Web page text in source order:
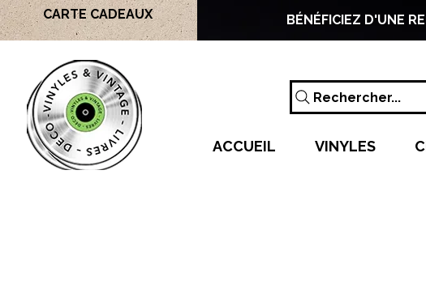
CARTE CADEAUX BÉNÉFICIEZ D'UNE
Rechercher...
ACCUEIL VINYLES